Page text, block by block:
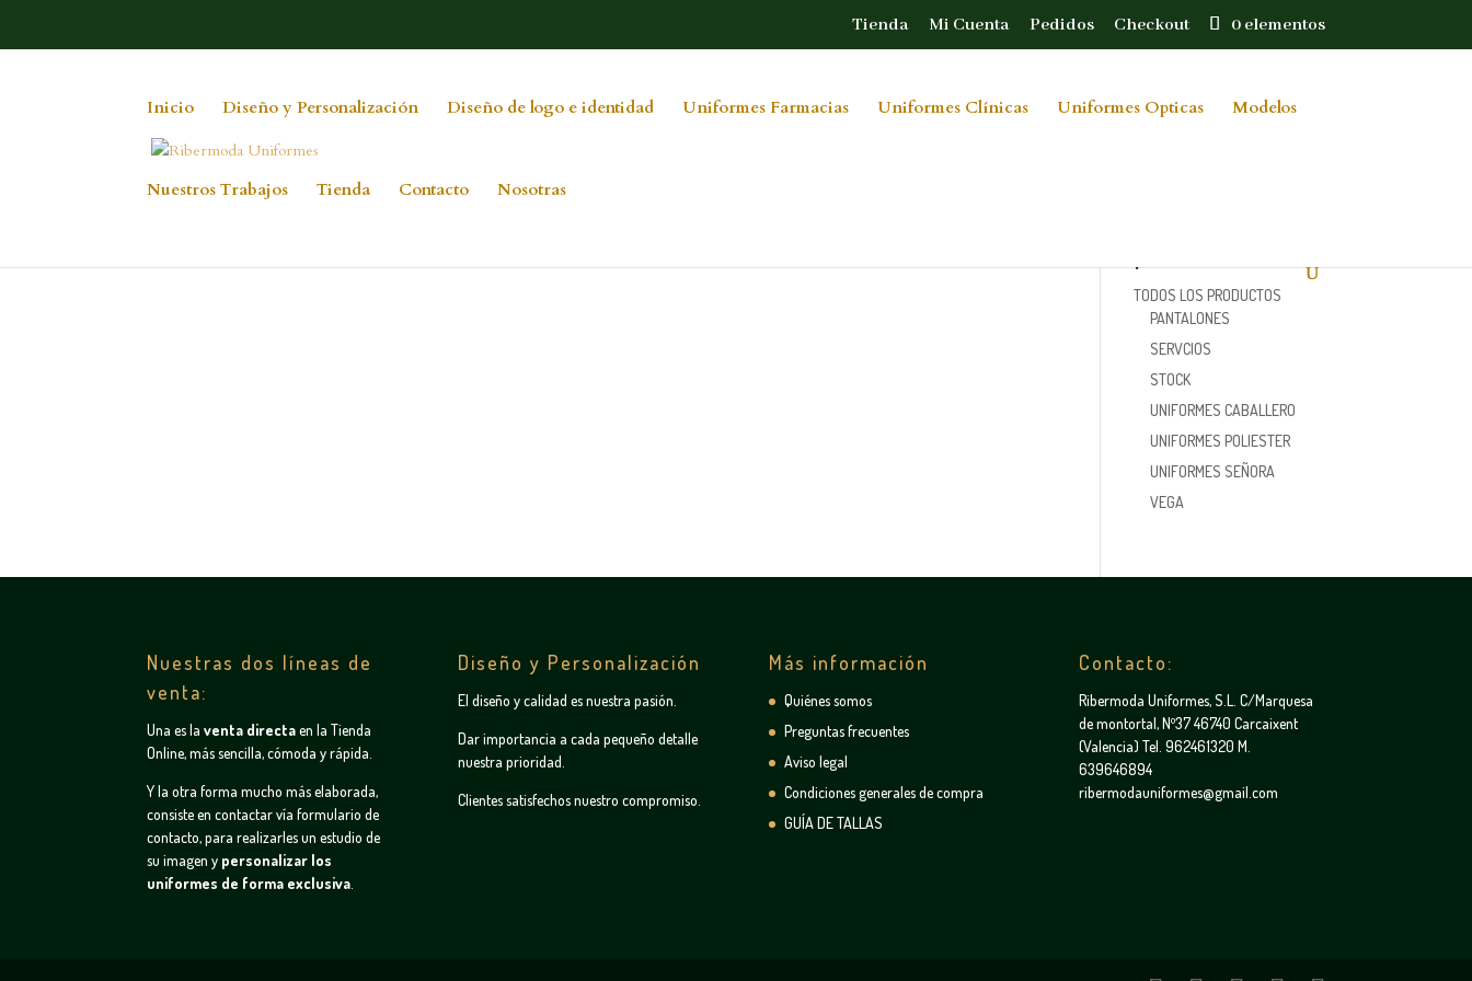
Tienda Mi Cuenta Pedidos Checkout 0 elementos
Inicio Diseño y Personalización Diseño de logo e identidad Uniformes Farmacias Uniformes Clínicas Uniformes Opticas Modelos
Nuestros Trabajos Tienda Contacto Nosotras
TODOS LOS PRODUCTOS
PANTALONES
SERVCIOS
STOCK
UNIFORMES CABALLERO
UNIFORMES POLIESTER
UNIFORMES SEÑORA
VEGA
Nuestras dos líneas de
venta:
Una es laventa directaen laTienda
Online, más sencilla, cómoda y rápida.
Y la otra forma mucho más elaborada,
consiste en contactar víaformulario de
contacto, para realizarles un estudio de
su imagen y personalizar los
uniformes de forma exclusiva
Diseño y Personalización
El diseño y calidad es nuestra pasión.
Dar importancia a cada pequeño detalle
nuestra prioridad.
Clientes satisfechos nuestro compromiso.
Más información
Quiénes somos
Preguntas frecuentes
Aviso legal
Condiciones generales de compra
GUÍA DE TALLAS
Contacto:
Ribermoda Uniformes, S.L. C/Marquesa
de montortal, Nº37 46740 Carcaixent
(Valencia) Tel. 962461320 M.
639646894
ribermodauniformes@gmail.com